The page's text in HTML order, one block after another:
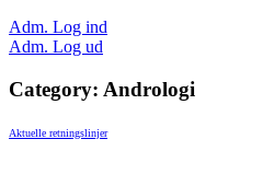
Adm. Log ind
Adm. Log ud
Category: Andrologi
Aktuelle retningslinjer